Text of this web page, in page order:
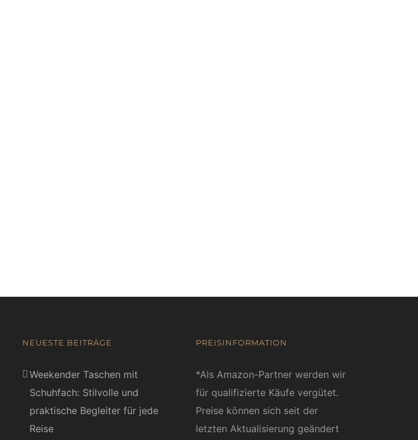
NEUESTE BEITRÄGE
Weekender Taschen mit
Schuhfach: Stilvolle und
praktische Begleiter für jede
Reise
PREISINFORMATION
*Als Amazon-Partner werden wir
für qualifizierte Käufe vergütet.
Preise können sich seit der
letzten Aktualisierung geändert